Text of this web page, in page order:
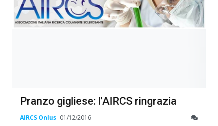
Pranzo gigliese: l'AIRCS ringrazia
AIRCS Onlus 01/12/2016